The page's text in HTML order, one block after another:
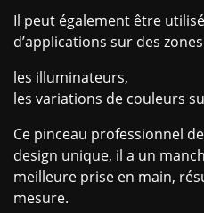
Il peut également être
d’applications sur des
les illuminateurs,
les variations de couleurs
Ce pinceau professionnel
design unique, il a un
meilleure prise en main,
mesure.